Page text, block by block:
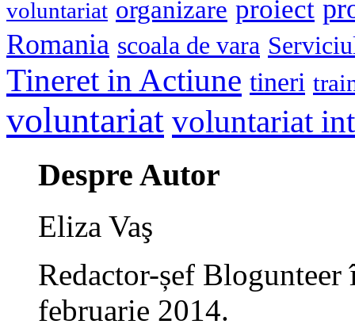
voluntariat organizare proiect
Romania scoala de vara
Tineret in Actiune tineri
voluntariat voluntariat
Despre Autor
Eliza Vaş
Redactor-șef
februarie 2014.